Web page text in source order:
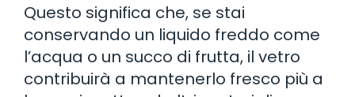
Questo significa che, se stai
conservando un liquido freddo come
l’acqua o un succo di frutta, il vetro
contribuirà a mantenerlo fresco più a